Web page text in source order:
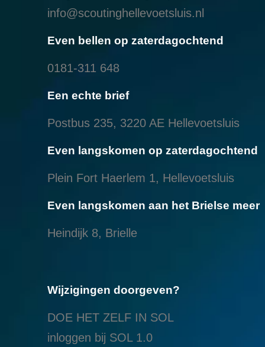
info@scoutinghellevoetsluis.nl
Even bellen op zaterdagochtend
0181-311 648
Een echte brief
Postbus 235, 3220 AE Hellevoetsluis
Even langskomen op zaterdagochtend
Plein Fort Haerlem 1, Hellevoetsluis
Even langskomen aan het Brielse meer
Heindijk 8, Brielle
Wijzigingen doorgeven?
DOE HET ZELF IN SOL
inloggen bij SOL 1.0